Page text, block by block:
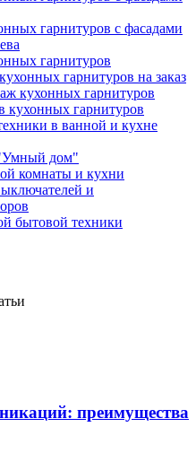
гарнитуров с фасадами
гарнитуров
гарнитуров на заказ
кухонных гарнитуров
кухонных гарнитуров
в ванной и кухне
дом"
комнаты и кухни
и
бытовой техники
преимущества